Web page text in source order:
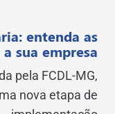
entenda as
sua empresa
pela FCDL-MG,
nova etapa de